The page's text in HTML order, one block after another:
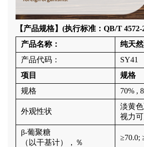
【产品规格】(执行标准：QB/T 4572-
产品名称：
纯天
产品代码 ： SY41
项目
规格
规格
70% ,
外观性状
淡黄
视力
β-葡聚糖
（以干基计），％
≥70.0;